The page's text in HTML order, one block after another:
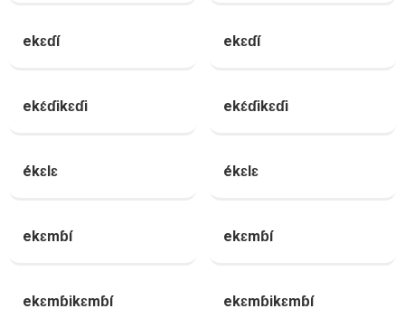
ekɛɗí ekɛɗí
ekɛ́ɗikɛɗi ekɛ́ɗikɛɗi
ékɛlɛ ékɛlɛ
ekɛmɓí ekɛmɓí
ekɛmɓikɛmɓí ekɛmɓikɛmɓí